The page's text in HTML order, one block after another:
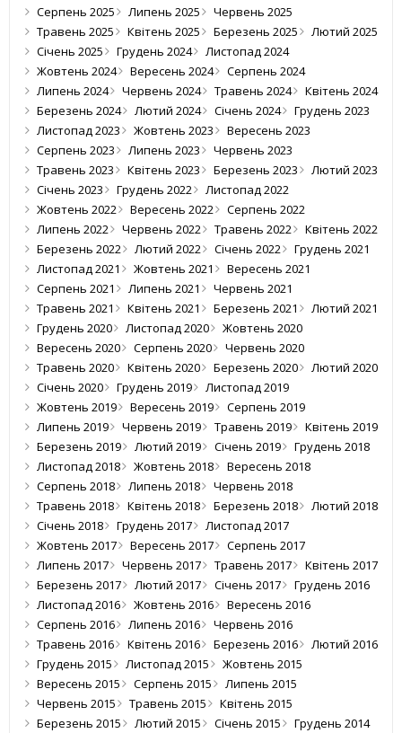
Серпень 2025
Липень 2025
Червень 2025
Травень 2025
Квітень 2025 Березень 2025
Лютий 2025
Січень 2025
Грудень 2024
Листопад 2024
Жовтень 2024
Вересень 2024
Серпень 2024
Липень 2024
Червень 2024 Травень 2024
Квітень 2024
Березень 2024
Лютий 2024 Січень 2024
Грудень 2023
Листопад 2023
Жовтень 2023
Вересень 2023
Серпень 2023
Липень 2023
Червень 2023
Травень 2023
Квітень 2023 Березень 2023
Лютий 2023
Січень 2023
Грудень 2022
Листопад 2022
Жовтень 2022
Вересень 2022
Серпень 2022
Липень 2022
Червень 2022 Травень 2022
Квітень 2022
Березень 2022
Лютий 2022 Січень 2022
Грудень 2021
Листопад 2021
Жовтень 2021
Вересень 2021
Серпень 2021
Липень 2021
Червень 2021
Травень 2021
Квітень 2021 Березень 2021
Лютий 2021
Грудень 2020
Листопад 2020
Жовтень 2020
Вересень 2020
Серпень 2020
Червень 2020
Травень 2020
Квітень 2020 Березень 2020
Лютий 2020
Січень 2020
Грудень 2019
Листопад 2019
Жовтень 2019
Вересень 2019
Серпень 2019
Липень 2019
Червень 2019 Травень 2019
Квітень 2019
Березень 2019
Лютий 2019 Січень 2019
Грудень 2018
Листопад 2018
Жовтень 2018
Вересень 2018
Серпень 2018
Липень 2018
Червень 2018
Травень 2018
Квітень 2018 Березень 2018
Лютий 2018
Січень 2018
Грудень 2017
Листопад 2017
Жовтень 2017
Вересень 2017
Серпень 2017
Липень 2017
Червень 2017 Травень 2017
Квітень 2017
Березень 2017
Лютий 2017 Січень 2017
Грудень 2016
Листопад 2016
Жовтень 2016
Вересень 2016
Серпень 2016
Липень 2016
Червень 2016
Травень 2016
Квітень 2016 Березень 2016
Лютий 2016
Грудень 2015
Листопад 2015
Жовтень 2015
Вересень 2015
Серпень 2015
Липень 2015
Червень 2015
Травень 2015
Квітень 2015
Березень 2015
Лютий 2015 Січень 2015 Грудень 2014